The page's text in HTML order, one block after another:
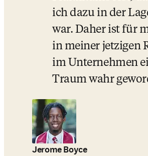
ich dazu in der
war. Daher ist für
in meiner jetzigen
im Unternehmen
Traum wahr
Jerome Boyce